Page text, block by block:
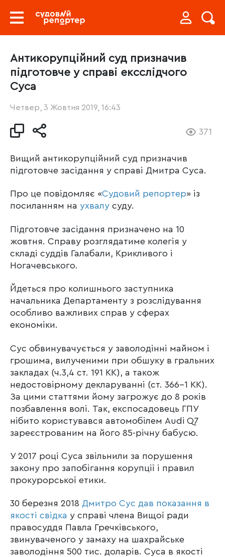
Антикорупційний суд призначив
підготовче у справі ексслідчого
Суса
Четвер, 3 Жовтня 2019, 16:43
371
Вищий антикорупційний суд призначив
підготовче засідання у справі Дмитра Суса.
Про це повідомляє «Судовий репортер» із
посиланням на ухвалу суду.
Підготовче засідання призначено на 10
жовтня. Справу розглядатиме колегія у
складі суддів Галабали, Крикливого і
Ногачевського.
Йдеться про колишнього заступника
начальника Департаменту з розслідування
особливо важливих справ у сферах
економіки.
Сус обвинувачується у заволодінні майном і
грошима, вилученими при обшуку в гральних
закладах (ч.3,4 ст. 191 КК), а також
недостовірному декларуванні (ст. 366-1 КК).
За цими статтями йому загрожує до 8 років
позбавлення волі. Так, експосадовець ГПУ
нібито користувався автомобілем Audi Q7
зареєстрованим на його 85-річну бабусю.
У 2017 році Суса звільнили за порушення
закону про запобігання корупції і правил
прокурорської етики.
30 березня 2018 Дмитро Сус дав показання в
якості свідка у справі члена Вищої ради
правосуддя Павла Гречківського,
звинуваченого у замаху на шахрайське
заволодіння 500 тис. доларів. Суса в якості